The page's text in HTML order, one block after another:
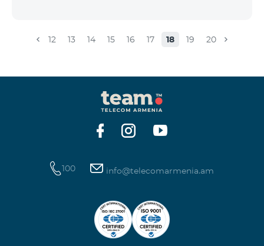
12 13 14 15 16 17 18 19 20
100 info@telecomarmenia.am